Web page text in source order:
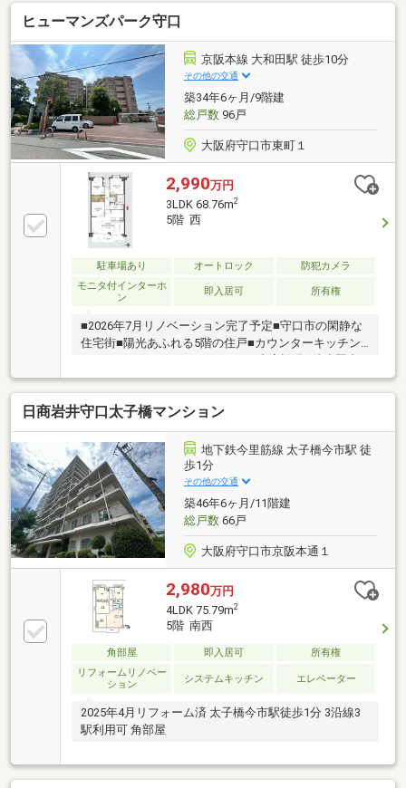
ヒューマンズパーク守口
京阪本線 大和田駅 徒歩10分
その他の交通
築34年6ヶ月/9階建
総戸数96戸
大阪府守口市東町１
2,990万円
3LDK 68.76m2
5階 西
駐車場あり オートロック
防犯カメラ
モニタ付インターホ
ン
即入居可 所有権
■2026年7月リノベーション完了予定■守口市の閑静な
住宅街■陽光あふれる5階の住戸■カウンターキッチン
に小中学校や公園、お買い物施設充実■
日商岩井守口太子橋マンション
地下鉄今里筋線 太子橋今市駅 徒
歩1分
その他の交通
築46年6ヶ月/11階建
総戸数66戸
大阪府守口市京阪本通１
2,980万円
4LDK 75.79m2
5階 南西
角部屋 即入居可
所有権
リフォームリノベー
ション
システムキッチン エレベーター
2025年4月リフォーム済 太子橋今市駅徒歩1分 3沿線3
駅利用可 角部屋